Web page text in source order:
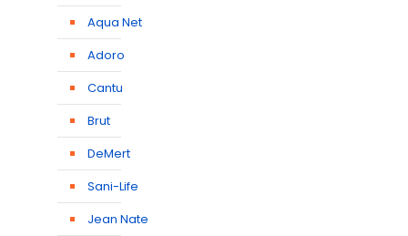
Aqua Net
Adoro
Cantu
Brut
DeMert
Sani-Life
Jean Nate